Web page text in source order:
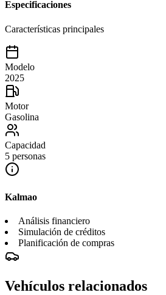
Especificaciones
Características principales
Modelo
2025
Motor
Gasolina
Capacidad
5 personas
Kalmao
Análisis financiero
Simulación de créditos
Planificación de compras
Vehículos relacionados